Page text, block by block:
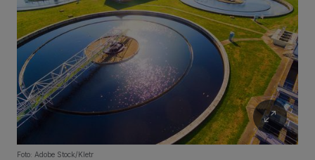
Foto: Adobe Stock/Kletr